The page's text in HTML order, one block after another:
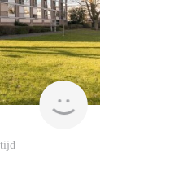
finder
tijd